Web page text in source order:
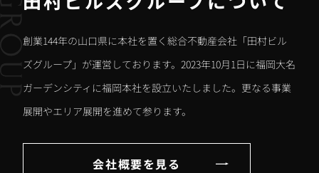
創業144年の山口県に本社を置く総合不動産会社「田村ビル
ズグループ」が運営しております。2023年10月1日に福岡大名
ガーデンシティに福岡本社を設立いたしました。更なる事業
展開やエリア展開を進めて参ります。
会社概要を見る